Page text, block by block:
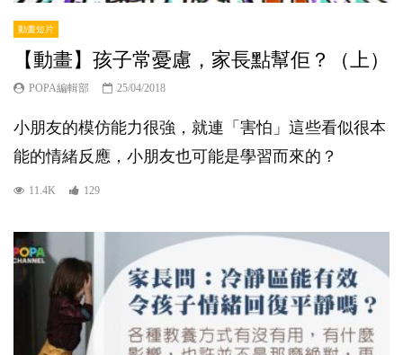
動畫短片
【動畫】孩子常憂慮，家長點幫佢？（上）
POPA編輯部 25/04/2018
小朋友的模仿能力很強，就連「害怕」這些看似很本
能的情緒反應，小朋友也可能是學習而來的？
11.4K 129